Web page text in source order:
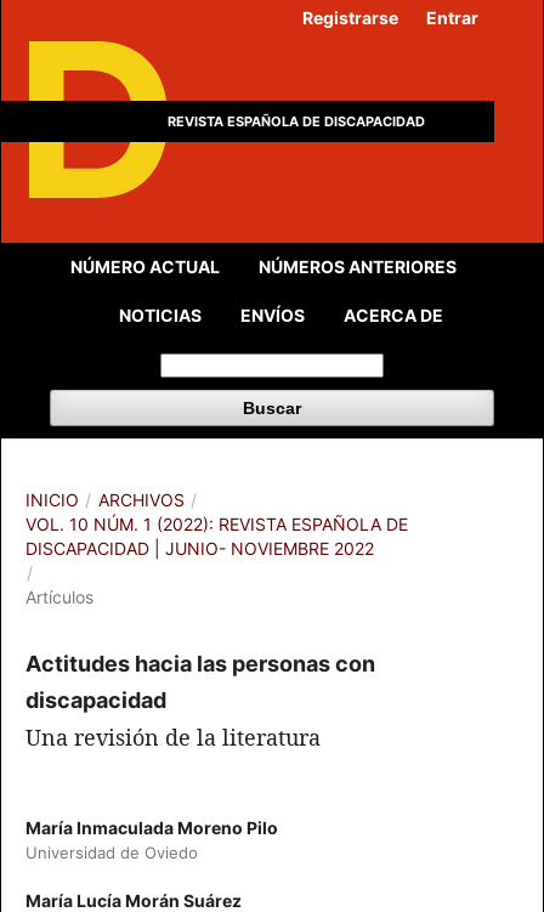
REVISTA ESPAÑOLA DE DISCAPACIDAD
NÚMERO ACTUAL NÚMEROS ANTERIORES
NOTICIAS ENVÍOS ACERCA DE
Buscar
Registrarse Entrar
INICIO / ARCHIVOS /
VOL. 10 NÚM. 1 (2022): REVISTA ESPAÑOLA DE
DISCAPACIDAD | JUNIO- NOVIEMBRE 2022
/
Artículos
Actitudes hacia las personas con
discapacidad
Una revisión de la literatura
María Inmaculada Moreno Pilo
Universidad de Oviedo
María Lucía Morán Suárez